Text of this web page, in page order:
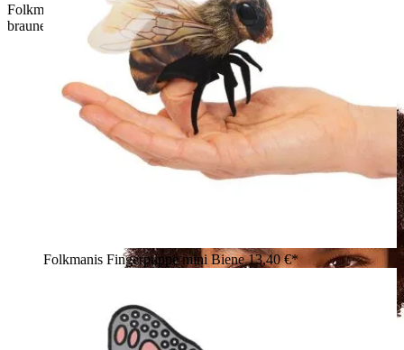
Folkmanis Fingerpuppe mini Oktopus in Dunkelrot mit
braunen Tentakelspitzen und großem Glasauge, Schrägansicht
Folkmanis Fingerpuppe mini Biene13,40 €*